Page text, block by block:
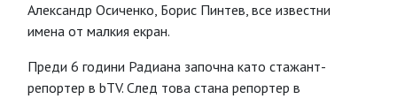
Александр Осиченко, Борис Пинтев, все известни
имена от малкия екран.
Преди 6 години Радиана започна като стажант-
репортер в bTV. След това стана репортер в